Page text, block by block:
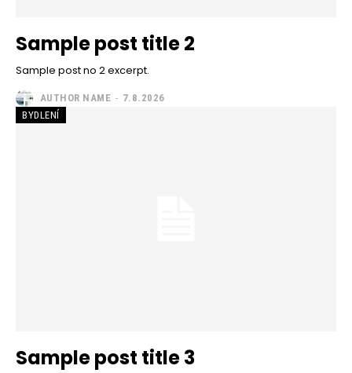
Sample post title 2
Sample post no 2 excerpt.
AUTHOR NAME - 7.8.2026
BYDLENÍ
Sample post title 3